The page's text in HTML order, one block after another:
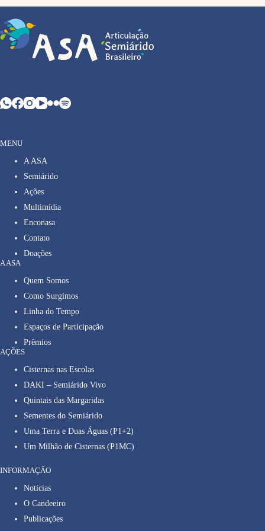
MENU
A ASA
Semiárido
Ações
Multimídia
Enconasa
Contato
Doações
A ASA
Quem Somos
Como Surgimos
Linha do Tempo
Espaços de Participação
Prêmios
AÇÕES
Cisternas nas Escolas
DAKI – Semiárido Vivo
Quintais das Margaridas
Sementes do Semiárido
Uma Terra e Duas Águas (P1+2)
Um Milhão de Cisternas (P1MC)
INFORMAÇÃO
Notícias
O Candeeiro
Publicações